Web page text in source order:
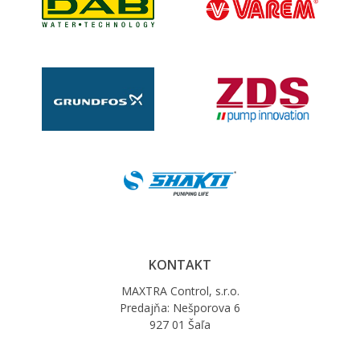
KONTAKT
MAXTRA Control, s.r.o.
Predajňa: Nešporova 6
927 01 Šaľa